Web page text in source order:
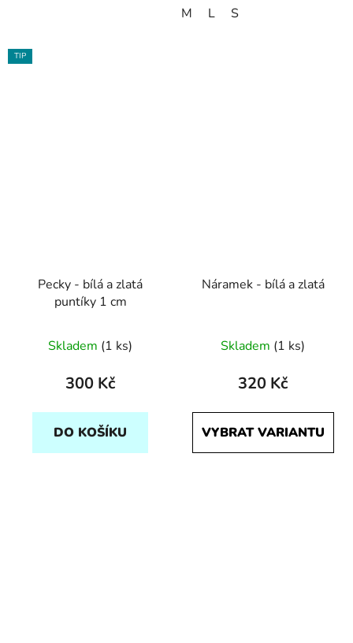
M L S
TIP
Pecky - bílá a zlatá
puntíky 1 cm
Skladem (1 ks)
300 Kč
DO KOŠÍKU
Náramek - bílá a zlatá
Skladem (1 ks)
320 Kč
VYBRAT VARIANTU